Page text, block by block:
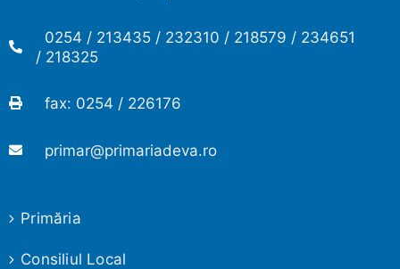
0254 / 213435 / 232310 / 218579 / 234651
/ 218325
fax: 0254 / 226176
primar@primariadeva.ro
Primăria
Consiliul Local